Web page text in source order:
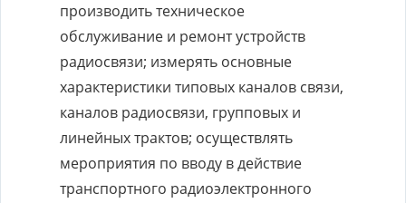
производить техническое
обслуживание и ремонт устройств
радиосвязи; измерять основные
характеристики типовых каналов связи,
каналов радиосвязи, групповых и
линейных трактов; осуществлять
мероприятия по вводу в действие
транспортного радиоэлектронного